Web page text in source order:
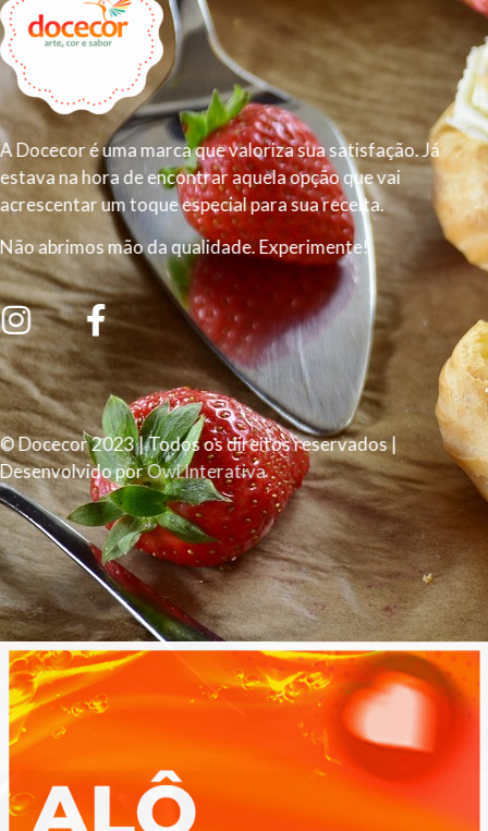
A Docecor é uma marca que valoriza sua satisfação. Já
estava na hora de encontrar aquela opção que vai
acrescentar um toque especial para sua receita.
Não abrimos mão da qualidade. Experimente!
© Docecor 2023 | Todos os direitos reservados |
Desenvolvido porOwl Interativa